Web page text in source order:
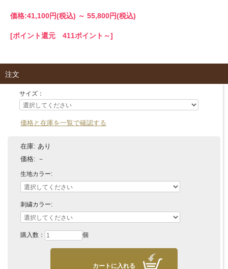
商品詳細
■商品名
■サイズ
45cm×45cm
60cm×60cm
80cm×80cm
■仕様
■刺繍
サテンステッチ（サテン縫い）
■素材
エジプト綿100%
120番手
商品は、ベルギーの工房にて全て手作りで作られております。
完全オーダーメイド商品の為、お届けまで5、6週間ほどお時間を
価格:41,100円(税込) ～ 55,800円(税込)
[ポイント還元 411ポイント～]
注文
サイズ：
価格と在庫を一覧で確認する
在庫: あり
価格: －
生地カラー:
刺繍カラー:
購入数： 個